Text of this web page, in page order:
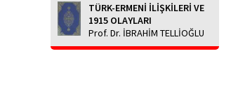
TÜRK-ERMENİ İLİŞKİLERİ VE
1915 OLAYLARI
Prof. Dr. İBRAHİM TELLİOĞLU